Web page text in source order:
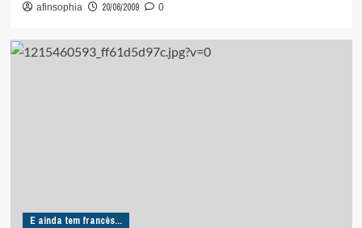
afinsophia 20/06/2009 0
E ainda tem francês...